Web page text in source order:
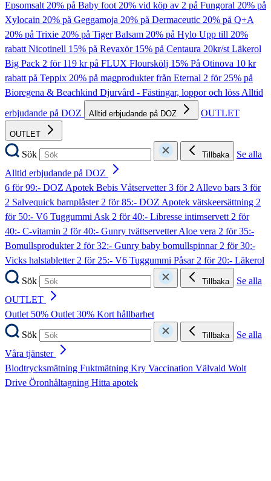
Epsomsalt20% på Baby foot20% vid köp av 2 på Fungoral 20% på
Xylocain 20% på Geggamoja 20% på Dermaceutic 20% på Q+A
20% på Trixie 20% på Tiger Balsam 20% på Hylo Upp till 20%
rabatt Nicotinell 15% på Revaxör 15% på Centaura 20kr/st Läkerol
Big Pack 2 för 119 kr på FLUX Flourskölj 15% På Otinova 10 kr
rabatt på Teppix 20% på magprodukter från Eternal 2 för 25% på
Bioregena & Beachkind Djurvård - Fästingar, loppor och lössAlltid
erbjudande på DOZ
Alltid erbjudande på DOZ OUTLET
OUTLET
Sök Tillbaka
Se alla
Alltid erbjudande på DOZ
6 för 99:- DOZ Apotek Bebis Våtservetter3 för 2 Allevo bars 3 för
2 Salvequick barnplåster2 för 85:- DOZ Apotek vätskeersättning 2
för 50:- V6 Tuggummi Ask 2 för 40:- Libresse intimservett2 för
40:- C-vitamin 2 för 40:- Gunry tvättservetter Aloe vera 2 för 35:-
Bomullsprodukter2 för 32:- Gunry baby bomullspinnar2 för 30:-
Vicks halstabletter2 för 25:- V6 Tuggummi Påsar2 för 20:- Läkerol
Sök
Tillbaka
Se alla
OUTLET
Outlet 50% Outlet 30% Kort hållbarhet
Sök
Tillbaka
Se alla
Våra tjänster
Blodtrycksmätning Fuktmätning Kry Vaccination Välvald Wolt
Drive Öronhåltagning Hitta apotek